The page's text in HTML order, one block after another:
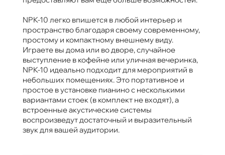
NPK-10 легко впишется в любой интерьер и
пространство благодаря своему современному,
простому и компактному внешнему виду.
Играете вы дома или во дворе, случайное
выступление в кофейне или уличная вечеринка,
NPK-10 идеально подходит для мероприятий в
небольших помещениях. Это портативное и
простое в установке пианино с несколькими
вариантами стоек (в комплект не входят), а
встроенные акустические системы
воспроизведут достаточный и выразительный
звук для вашей аудитории.